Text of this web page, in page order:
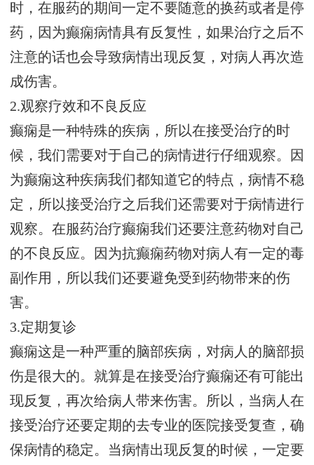
时，在服药的期间一定不要随意的换药或者是停
药，因为癫痫病情具有反复性，如果治疗之后不
注意的话也会导致病情出现反复，对病人再次造
成伤害。
2.观察疗效和不良反应
癫痫是一种特殊的疾病，所以在接受治疗的时
候，我们需要对于自己的病情进行仔细观察。因
为癫痫这种疾病我们都知道它的特点，病情不稳
定，所以接受治疗之后我们还需要对于病情进行
观察。在服药治疗癫痫我们还要注意药物对自己
的不良反应。因为抗癫痫药物对病人有一定的毒
副作用，所以我们还要避免受到药物带来的伤
害。
3.定期复诊
癫痫这是一种严重的脑部疾病，对病人的脑部损
伤是很大的。就算是在接受治疗癫痫还有可能出
现反复，再次给病人带来伤害。所以，当病人在
接受治疗还要定期的去专业的医院接受复查，确
保病情的稳定。当病情出现反复的时候，一定要